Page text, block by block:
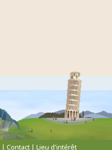
| Contact| Lieu d'intérêt